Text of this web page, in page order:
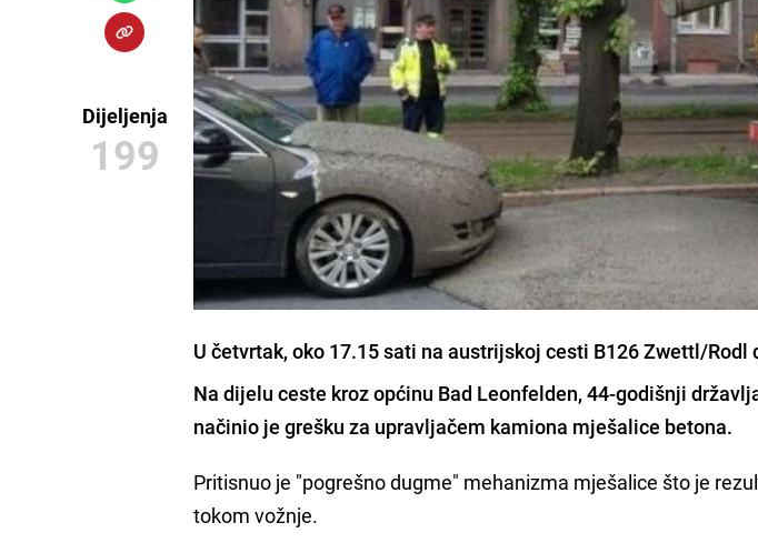
Dijeljenja
199
U četvrtak, oko 17.15 sati na austrijskoj cesti B126 Zwettl/
Na dijelu ceste kroz općinu Bad Leonfelden, 44-godišnji
načinio je grešku za upravljačem kamiona mješalice betona.
Pritisnuo je "pogrešno dugme" mehanizma mješalice što je
tokom vožnje.